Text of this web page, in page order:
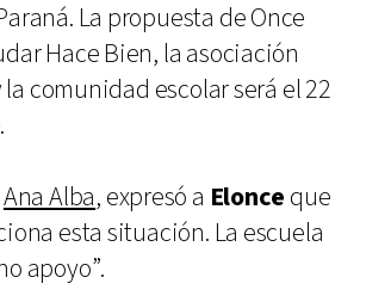
La propuesta de Once
Hace Bien, la asociación
comunidad escolar será el 22
Ana Alba, expresó a Elonce que
esta situación. La escuela
apoyo”.